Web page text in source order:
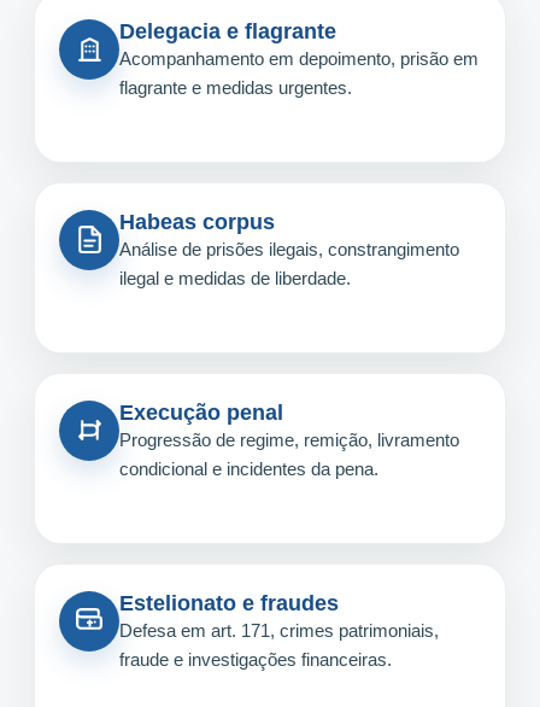
Delegacia e flagrante
Acompanhamento em depoimento, prisão em
flagrante e medidas urgentes.
Habeas corpus
Análise de prisões ilegais, constrangimento
ilegal e medidas de liberdade.
Execução penal
Progressão de regime, remição, livramento
condicional e incidentes da pena.
Estelionato e fraudes
Defesa em art. 171, crimes patrimoniais,
fraude e investigações financeiras.